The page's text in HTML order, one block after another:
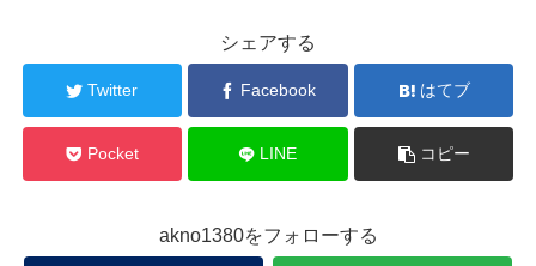
シェアする
Twitter Facebook はてブ
Pocket LINE コピー
akno1380をフォローする